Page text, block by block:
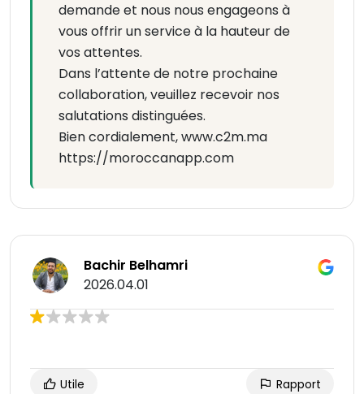
demande et nous nous engageons à
vous offrir un service à la hauteur de
vos attentes.
Dans l’attente de notre prochaine
collaboration, veuillez recevoir nos
salutations distinguées.
Bien cordialement, www.c2m.ma
https://moroccanapp.com
Bachir Belhamri
2026.04.01
Utile Rapport